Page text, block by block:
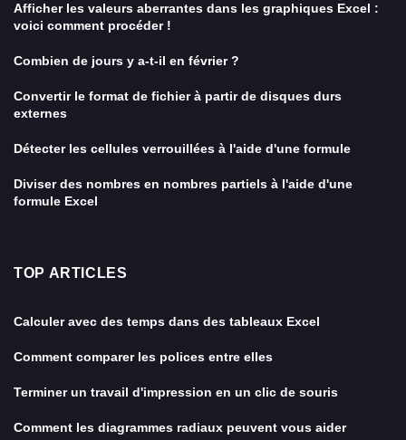
Afficher les valeurs aberrantes dans les graphiques Excel :
voici comment procéder !
Combien de jours y a-t-il en février ?
Convertir le format de fichier à partir de disques durs
externes
Détecter les cellules verrouillées à l'aide d'une formule
Diviser des nombres en nombres partiels à l'aide d'une
formule Excel
TOP ARTICLES
Calculer avec des temps dans des tableaux Excel
Comment comparer les polices entre elles
Terminer un travail d'impression en un clic de souris
Comment les diagrammes radiaux peuvent vous aider